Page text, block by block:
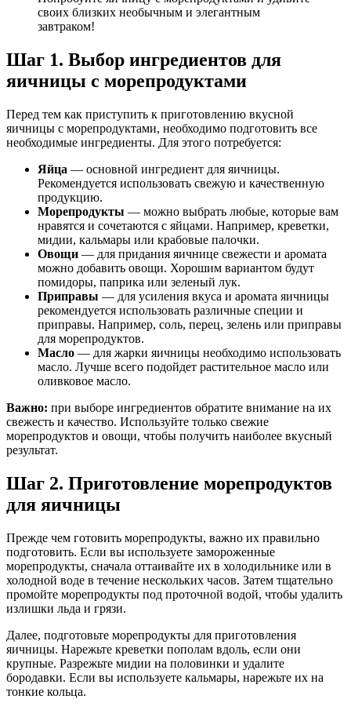
своих близких необычным и элегантным
завтраком!
Шаг 1. Выбор ингредиентов для
яичницы с морепродуктами
Перед тем как приступить к приготовлению вкусной
яичницы с морепродуктами, необходимо подготовить все
необходимые ингредиенты. Для этого потребуется:
Яйца — основной ингредиент для яичницы.
Рекомендуется использовать свежую и качественную
продукцию.
Морепродукты — можно выбрать любые, которые вам
нравятся и сочетаются с яйцами. Например, креветки,
мидии, кальмары или крабовые палочки.
Овощи — для придания яичнице свежести и аромата
можно добавить овощи. Хорошим вариантом будут
помидоры, паприка или зеленый лук.
Приправы — для усиления вкуса и аромата яичницы
рекомендуется использовать различные специи и
приправы. Например, соль, перец, зелень или приправы
для морепродуктов.
Масло — для жарки яичницы необходимо использовать
масло. Лучше всего подойдет растительное масло или
оливковое масло.
Важно: при выборе ингредиентов обратите внимание на их
свежесть и качество. Используйте только свежие
морепродуктов и овощи, чтобы получить наиболее вкусный
результат.
Шаг 2. Приготовление морепродуктов
для яичницы
Прежде чем готовить морепродукты, важно их правильно
подготовить. Если вы используете замороженные
морепродукты, сначала оттаивайте их в холодильнике или в
холодной воде в течение нескольких часов. Затем тщательно
промойте морепродукты под проточной водой, чтобы удалить
излишки льда и грязи.
Далее, подготовьте морепродукты для приготовления
яичницы. Нарежьте креветки пополам вдоль, если они
крупные. Разрежьте мидии на половинки и удалите
бородавки. Если вы используете кальмары, нарежьте их на
тонкие кольца.